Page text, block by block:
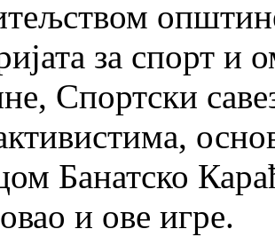
за спорт
Спортски
Банатско
и ове игре.